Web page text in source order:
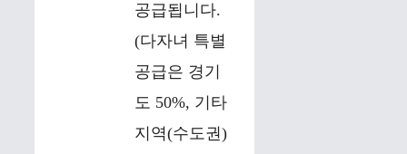
공급됩니다.
(다자녀 특별
공급은 경기
도 50%, 기타
지역(수도권)